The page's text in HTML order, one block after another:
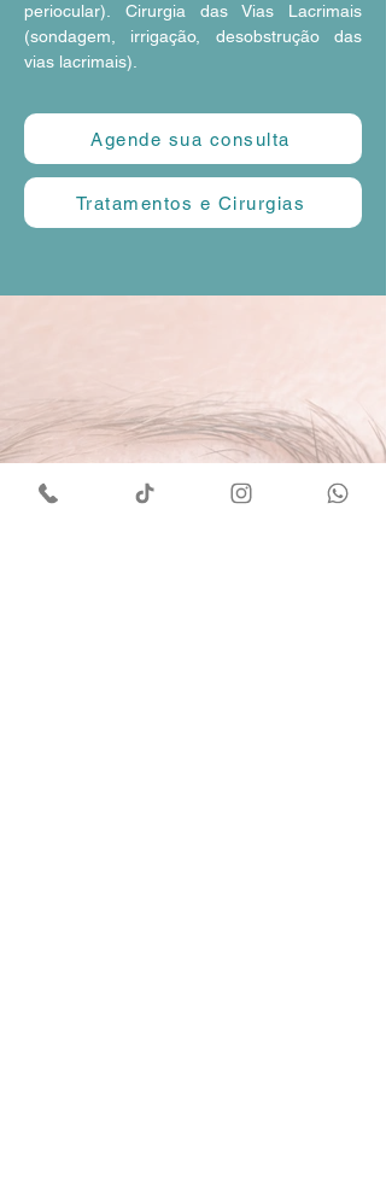
periocular). Cirurgia das Vias Lacrimais
(sondagem, irrigação, desobstrução das
vias lacrimais).
Agende sua consulta
Tratamentos e Cirurgias